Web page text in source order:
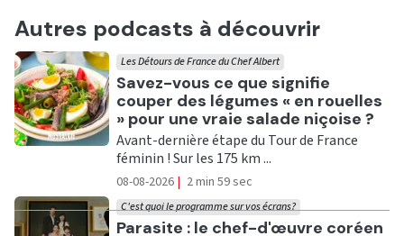
Autres podcasts à découvrir
Ecouter
Savez-vous ce que signifie
couper des légumes « en rouelles
» pour une vraie salade niçoise ?
Les Détours de France du Chef Albert
Avant-dernière étape du Tour de France
féminin ! Sur les 175 km ...
08-08-2026 | 2 min 59 sec
Ecouter
Parasite : le chef-d'œuvre coréen
C'est quoi le programme sur vos écrans?